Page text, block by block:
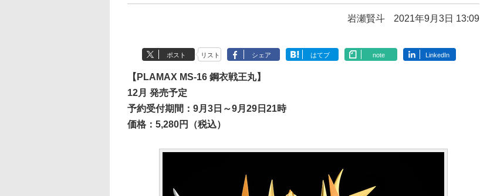
岩瀬賢斗 2021年9月3日 13:09
ポスト リスト シェア はてブ note LinkedIn
【PLAMAX MS-16 鋼衣戦王丸】
12月 発売予定
予約受付期間：9月3日～9月29日21時
価格：5,280円（税込）